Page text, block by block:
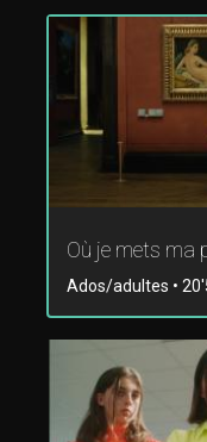
Où je mets ma
Ados/adultes •